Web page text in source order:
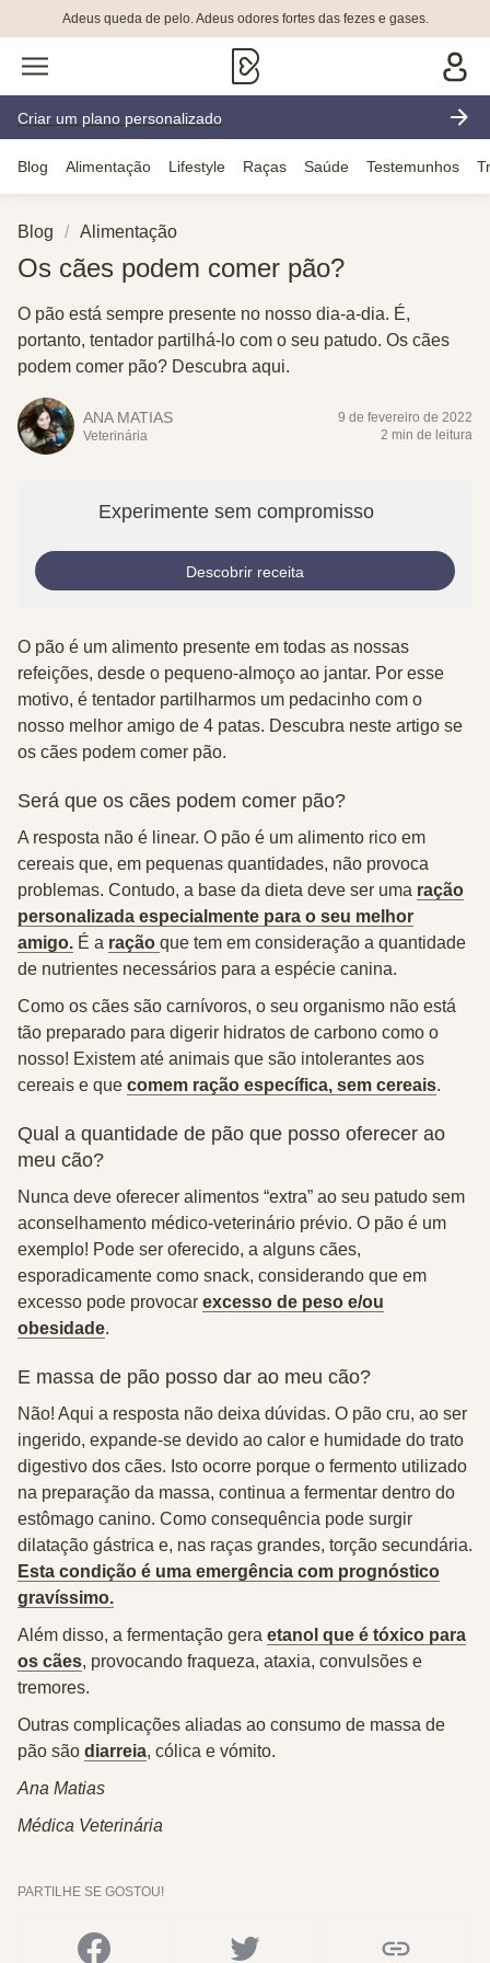
Adeus queda de pelo. Adeus odores fortes das fezes e gases.
Criar um plano personalizado
Blog Alimentação Lifestyle Raças Saúde Testemunhos
Blog Alimentação
Os cães podem comer pão?
O pão está sempre presente no nosso dia-a-dia. É,
portanto, tentador partilhá-lo com o seu patudo. Os cães
podem comer pão? Descubra aqui.
ANA MATIAS
Veterinária
9 de fevereiro de 2022
2 min de leitura
Experimente sem compromisso
Descobrir receita
O pão é um alimento presente em todas as nossas
refeições, desde o pequeno-almoço ao jantar. Por esse
motivo, é tentador partilharmos um pedacinho com o
nosso melhor amigo de 4 patas. Descubra neste artigo se
os cães podem comer pão.
Será que os cães podem comer pão?
A resposta não é linear. O pão é um alimento rico em
cereais que, em pequenas quantidades, não provoca
problemas. Contudo, a base da dieta deve ser uma ração
personalizada especialmente para o seu melhor
amigo. É a ração que tem em consideração a quantidade
de nutrientes necessários para a espécie canina.
Como os cães são carnívoros, o seu organismo não está
tão preparado para digerir hidratos de carbono como o
nosso! Existem até animais que são intolerantes aos
cereais e que comem ração específica, sem cereais.
Qual a quantidade de pão que posso oferecer ao
meu cão?
Nunca deve oferecer alimentos “extra” ao seu patudo sem
aconselhamento médico-veterinário prévio. O pão é um
exemplo! Pode ser oferecido, a alguns cães,
esporadicamente como snack, considerando que em
excesso pode provocar excesso de peso e/ou
obesidade.
E massa de pão posso dar ao meu cão?
Não! Aqui a resposta não deixa dúvidas. O pão cru, ao ser
ingerido, expande-se devido ao calor e humidade do trato
digestivo dos cães. Isto ocorre porque o fermento utilizado
na preparação da massa, continua a fermentar dentro do
estômago canino. Como consequência pode surgir
dilatação gástrica e, nas raças grandes, torção secundária.
Esta condição é uma emergência com prognóstico
gravíssimo.
Além disso, a fermentação gera etanol que é tóxico para
os cães, provocando fraqueza, ataxia, convulsões e
tremores.
Outras complicações aliadas ao consumo de massa de
pão são diarreia, cólica e vómito.
Ana Matias
Médica Veterinária
PARTILHE SE GOSTOU!